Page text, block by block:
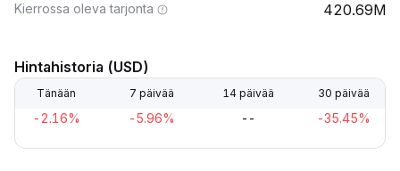
Kierrossa oleva tarjonta 420.69M
Hintahistoria (USD)
Tänään 7 päivää 14 päivää 30 päivää
-2.16% -5.96% -- -35.45%